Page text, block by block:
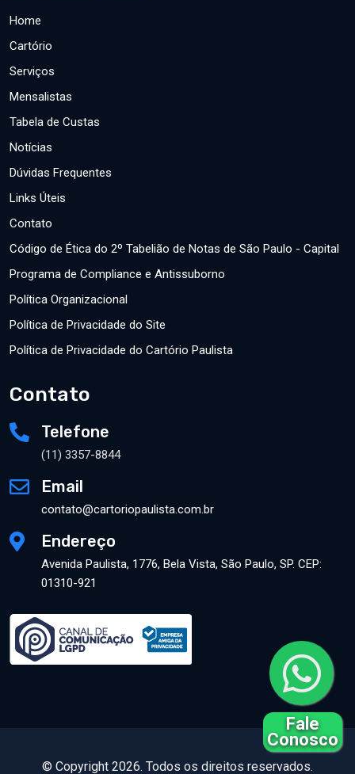
Home
Cartório
Serviços
Mensalistas
Tabela de Custas
Notícias
Dúvidas Frequentes
Links Úteis
Contato
Código de Ética do 2º Tabelião de Notas de São Paulo - Capital
Programa de Compliance e Antissuborno
Política Organizacional
Política de Privacidade do Site
Política de Privacidade do Cartório Paulista
Contato
Telefone
(11) 3357-8844
Email
contato@cartoriopaulista.com.br
Endereço
Avenida Paulista, 1776, Bela Vista, São Paulo, SP. CEP:
01310-921
© Copyright 2026. Todos os direitos reservados.
Fale
Conosco